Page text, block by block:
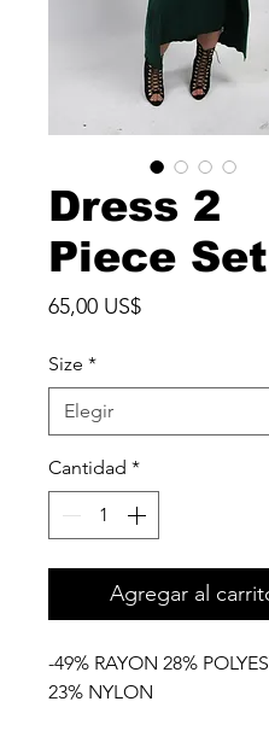
Dress 2
Piece Set
65,00 US$Precio
Size *
Cantidad *
Agregar al
-49% RAYON 28%
23% NYLON